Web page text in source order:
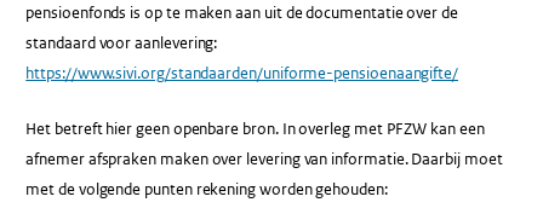
pensioenfonds is op te maken aan uit de documentatie over de
standaard voor aanlevering:
https://www.sivi.org/standaarden/uniforme-pensioenaangifte/
Het betreft hier geen openbare bron. In overleg met PFZW kan een
afnemer afspraken maken over levering van informatie. Daarbij moet
met de volgende punten rekening worden gehouden: